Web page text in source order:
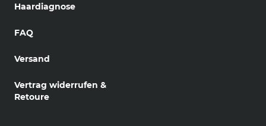
Haardiagnose
FAQ
Versand
Vertrag widerrufen &
Retoure